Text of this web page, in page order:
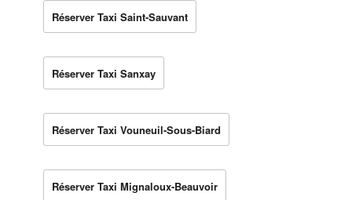
Réserver Taxi Saint-Sauvant
Réserver Taxi Sanxay
Réserver Taxi Vouneuil-Sous-Biard
Réserver Taxi Mignaloux-Beauvoir